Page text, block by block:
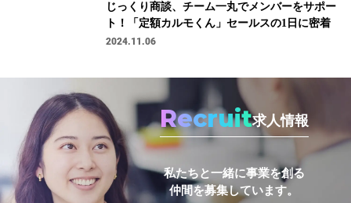
じっくり商談、チーム一丸でメンバーをサポー
ト！「定額カルモくん」セールスの1日に密着
2024.11.06
Recruit求人情報
私たちと一緒に事業を創る
仲間を募集しています。